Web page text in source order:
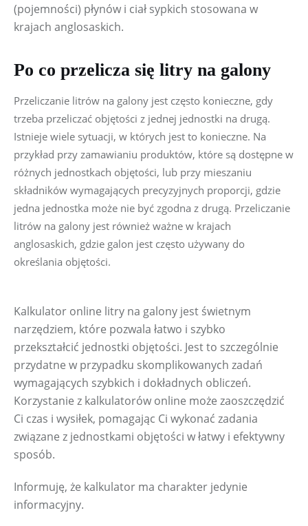
(pojemności) płynów i ciał sypkich stosowana w
krajach anglosaskich.
Po co przelicza się litry na galony
Przeliczanie litrów na galony jest często konieczne, gdy
trzeba przeliczać objętości z jednej jednostki na drugą.
Istnieje wiele sytuacji, w których jest to konieczne. Na
przykład przy zamawianiu produktów, które są dostępne w
różnych jednostkach objętości, lub przy mieszaniu
składników wymagających precyzyjnych proporcji, gdzie
jedna jednostka może nie być zgodna z drugą. Przeliczanie
litrów na galony jest również ważne w krajach
anglosaskich, gdzie galon jest często używany do
określania objętości.
Kalkulator online litry na galony jest świetnym
narzędziem, które pozwala łatwo i szybko
przekształcić jednostki objętości. Jest to szczególnie
przydatne w przypadku skomplikowanych zadań
wymagających szybkich i dokładnych obliczeń.
Korzystanie z kalkulatorów online może zaoszczędzić
Ci czas i wysiłek, pomagając Ci wykonać zadania
związane z jednostkami objętości w łatwy i efektywny
sposób.
Informuję, że kalkulator ma charakter jedynie
informacyjny.